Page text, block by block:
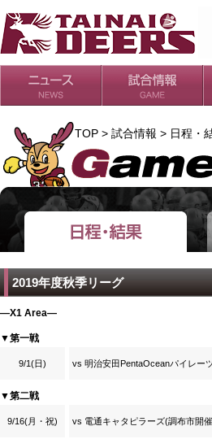
日程・結果
シーズンの流れ
TOP > 試合情報 > 日程・
2019年度秋季リーグ
―X1 Area―
▼第一戦
9/1(日) vs 明治安田PentaOceanパイレー
▼第二戦
9/16(月・祝) vs 電通キャタピラーズ(調布市開